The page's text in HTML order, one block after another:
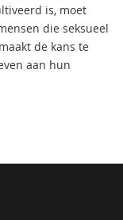
is, moet
die seksueel
de kans te
aan hun